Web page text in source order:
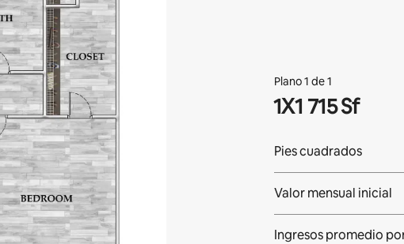
Plano 1 de 1
1X1 715 Sf
Pies cuadrados
Valor mensual inicial
Ingresos promedio